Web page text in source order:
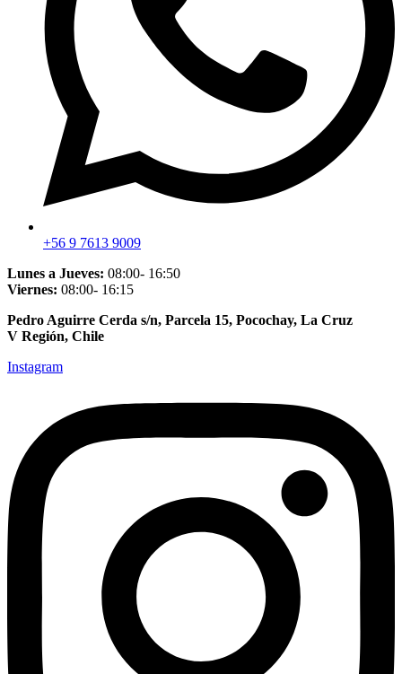
+56 9 7613 9009
Lunes a Jueves: 08:00- 16:50
Viernes: 08:00- 16:15
Pedro Aguirre Cerda s/n, Parcela 15, Pocochay, La Cruz
V Región, Chile
Instagram